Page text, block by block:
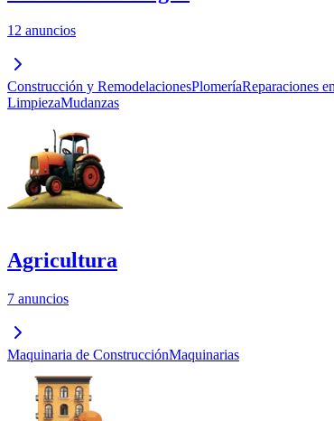
12 anuncios
Construcción y RemodelacionesPlomeríaReparaciones
LimpiezaMudanzas
Agricultura
7 anuncios
Maquinaria de ConstrucciónMaquinarias